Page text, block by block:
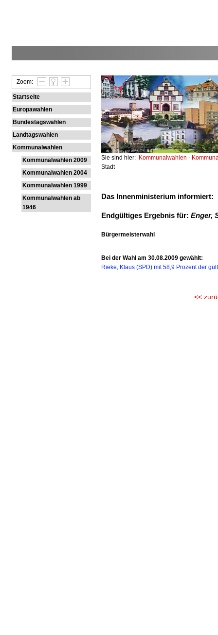
Zoom:
Startseite
Europawahlen
Bundestagswahlen
Landtagswahlen
Kommunalwahlen
Kommunalwahlen 2009
Kommunalwahlen 2004
Kommunalwahlen 1999
Kommunalwahlen ab
1946
Sie sind hier: Kommunalwahlen-
Stadt
Das Innenministerium informiert:
Endgültiges Ergebnis für: Enger,
Bürgermeisterwahl
Bei der Wahl am 30.08.2009 gewählt:
Rieke, Klaus (SPD) mit 58,9 Prozent der
<<